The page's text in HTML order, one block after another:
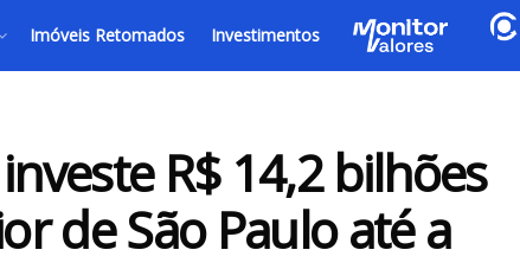
Imóveis Retomados Investimentos
R$ 14,2 bilhões
de São Paulo até a